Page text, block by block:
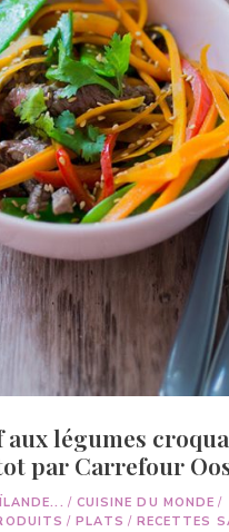
légumes
par Carrefour
/ CUISINE DU MONDE /
/ PLATS / RECETTES